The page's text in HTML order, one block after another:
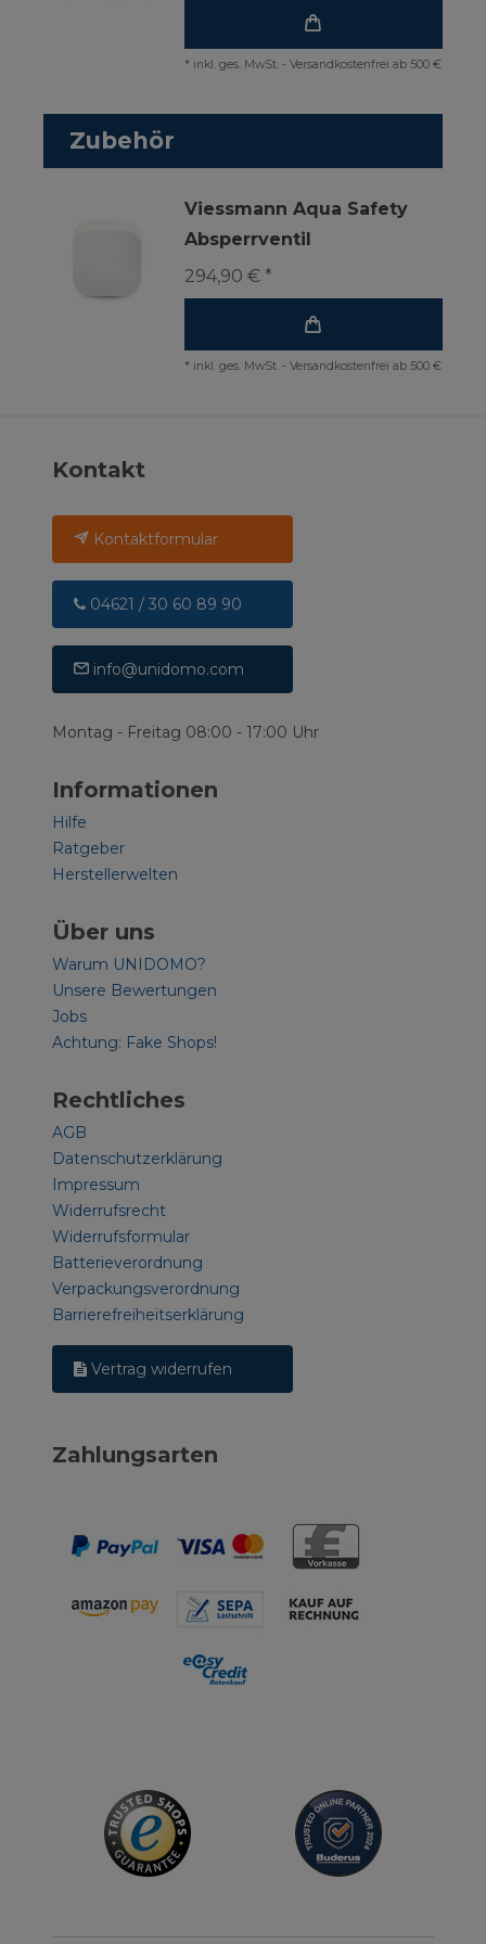
* inkl. ges. MwSt. - Versandkostenfrei ab 500 €
Zubehör
Viessmann Aqua Safety
Absperrventil
294,90 € *
* inkl. ges. MwSt. - Versandkostenfrei ab 500 €
Kontakt
Kontaktformular
04621 / 30 60 89 90
info@unidomo.com
Montag - Freitag 08:00 - 17:00 Uhr
Informationen
Hilfe
Ratgeber
Herstellerwelten
Über uns
Warum UNIDOMO?
Unsere Bewertungen
Jobs
Achtung: Fake Shops!
Rechtliches
AGB
Datenschutzerklärung
Impressum
Widerrufsrecht
Widerrufsformular
Batterieverordnung
Verpackungsverordnung
Barrierefreiheitserklärung
Vertrag widerrufen
Zahlungsarten